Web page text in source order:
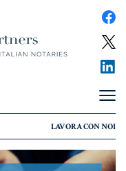
LAVORA CON NOI